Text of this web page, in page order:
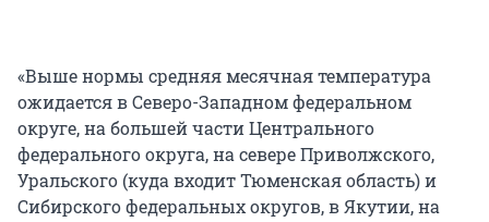
«Выше нормы средняя месячная температура
ожидается в Северо-Западном федеральном
округе, на большей части Центрального
федерального округа, на севере Приволжского,
Уральского (куда входит Тюменская область) и
Сибирского федеральных округов, в Якутии, на